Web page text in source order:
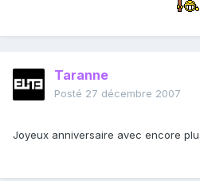
Taranne
Posté 27 décembre 2007
Joyeux anniversaire avec encore